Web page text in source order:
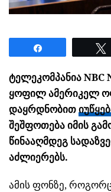
ტელეკომპანია
ყოფილ ამერიკელ
დაყრდნობით
შეშფოთება იმის
წინააღმდეგ
აძლიერებს.
ამის ფონზე,